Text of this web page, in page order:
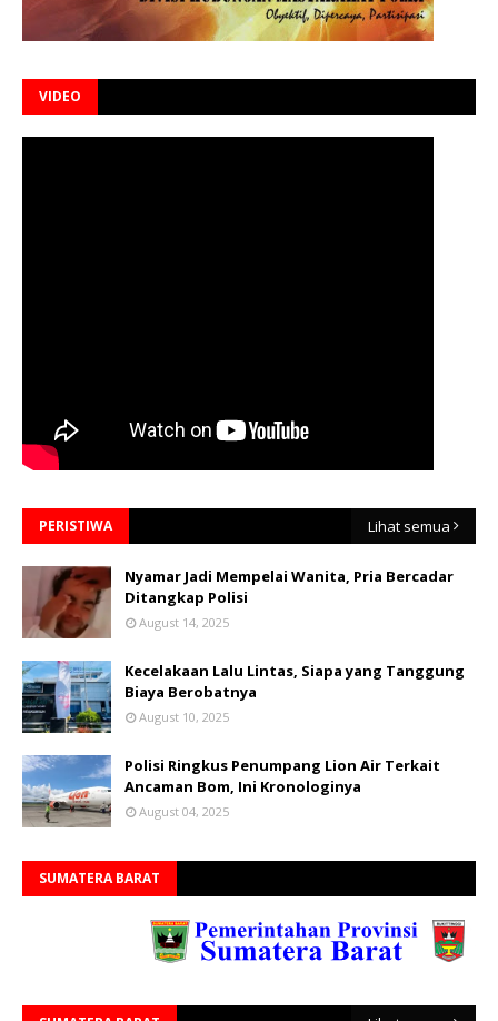
VIDEO
PERISTIWA Lihat semua
Nyamar Jadi Mempelai Wanita, Pria Bercadar
Ditangkap Polisi
August 14, 2025
Kecelakaan Lalu Lintas, Siapa yang Tanggung
Biaya Berobatnya
August 10, 2025
Polisi Ringkus Penumpang Lion Air Terkait
Ancaman Bom, Ini Kronologinya
August 04, 2025
SUMATERA BARAT